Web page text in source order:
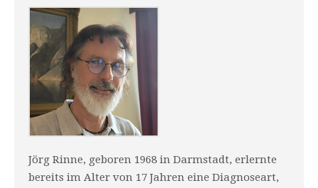
Jörg Rinne, geboren 1968 in Darmstadt, erlernte
bereits im Alter von 17 Jahren eine Diagnoseart,